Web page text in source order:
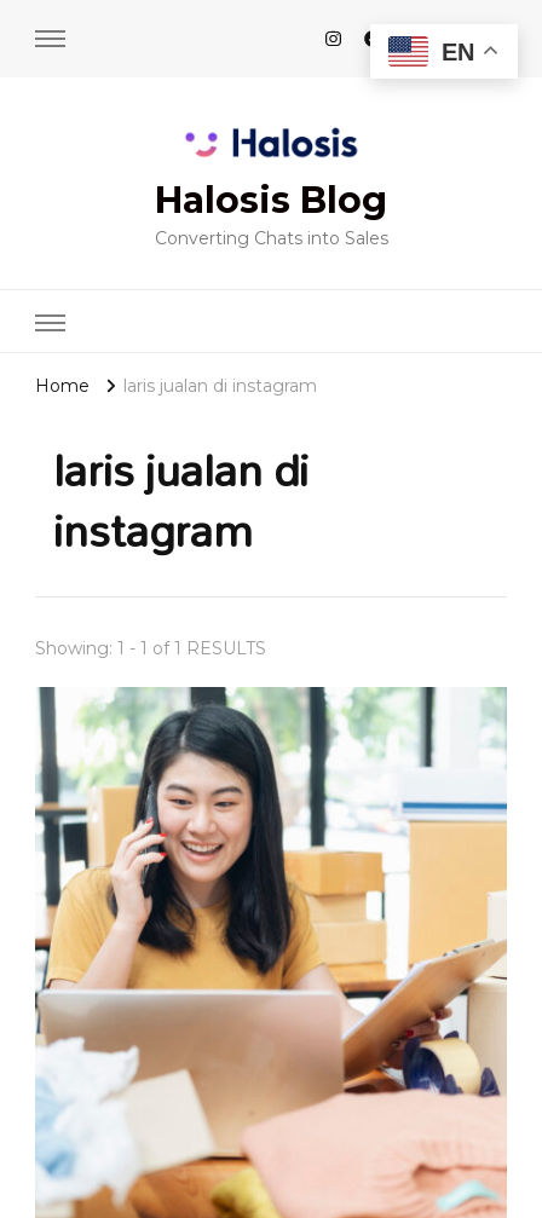
Halosis Blog
Converting Chats into Sales
Home laris jualan di instagram
laris jualan di
instagram
Showing: 1 - 1 of 1 RESULTS
EN